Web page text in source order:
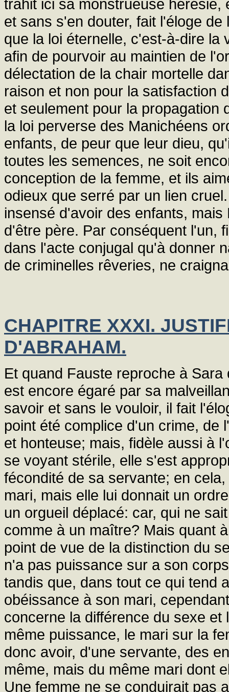
trahit ici sa monstrueuse
et sans s'en douter, fait l'éloge
que la loi éternelle, c'est-à-dire la
afin de pourvoir au maintien de
délectation de la chair mortelle
raison et non pour la satisfaction
et seulement pour la propagation
la loi perverse des Manichéens
enfants, de peur que leur dieu,
toutes les semences, ne soit
conception de la femme, et ils
odieux que serré par un lien
insensé d'avoir des enfants,
d'être père. Par conséquent l'un,
dans l'acte conjugal qu'à donner
de criminelles rêveries, ne
CHAPITRE XXXI.
D'ABRAHAM.
Et quand Fauste reproche à
est encore égaré par sa
savoir et sans le vouloir, il fait
point été complice d'un crime, de
et honteuse; mais, fidèle aussi à
se voyant stérile, elle s'est
fécondité de sa servante; en
mari, mais elle lui donnait un
un orgueil déplacé: car, qui ne
comme à un maître? Mais quant
point de vue de la distinction du
n'a pas puissance sur a son
tandis que, dans tout ce qui tend
obéissance à son mari,
concerne la différence du sexe
même puissance, le mari sur la
donc avoir, d'une servante, des
même, mais du même mari dont
Une femme ne se conduirait pas